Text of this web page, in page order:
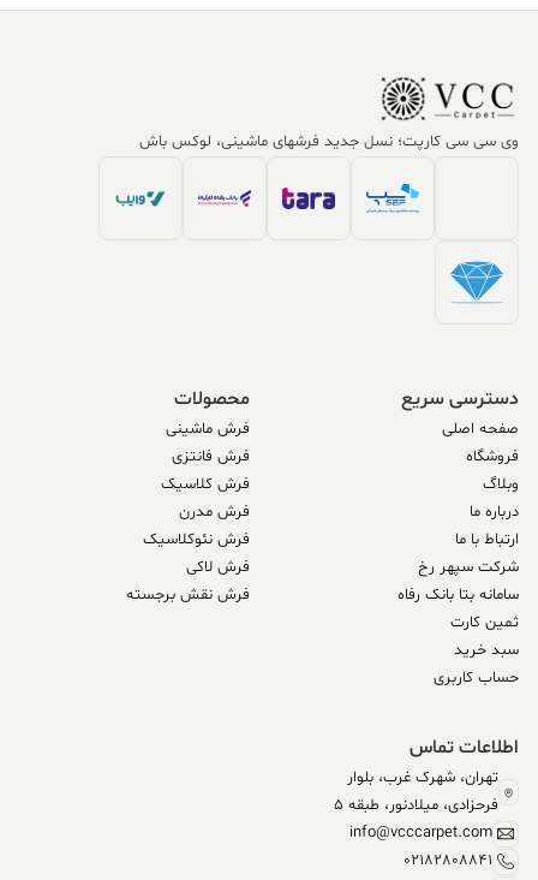
وی سی سی کارپت؛ نسل جدید فرشهای ماشینی، لوکس باش
دسترسی سریع
صفحه اصلی
فروشگاه
وبلاگ
درباره ما
ارتباط با ما
شرکت سپهر رخ
سامانه بتا بانک رفاه
ثمین کارت
سبد خرید
حساب کاربری
محصولات
فرش ماشینی
فرش فانتزی
فرش کلاسیک
فرش مدرن
فرش نئوکلاسیک
فرش لاکی
فرش نقش برجسته
اطلاعات تماس
تهران، شهرک غرب، بلوار
فرحزادی، میلادنور، طبقه 5
info@vcccarpet.com
02182808841